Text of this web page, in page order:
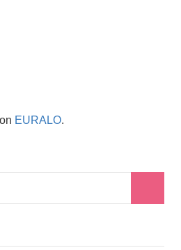
EURALO.